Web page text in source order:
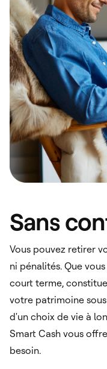
Sans
Vous pouvez retirer
ni pénalités. Que
court terme,
votre patrimoine
d'un choix de vie à
Smart Cash vous
besoin.